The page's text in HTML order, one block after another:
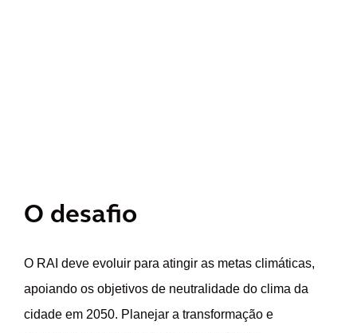
O desafio
O RAI deve evoluir para atingir as metas climáticas,
apoiando os objetivos de neutralidade do clima da
cidade em 2050. Planejar a transformação e